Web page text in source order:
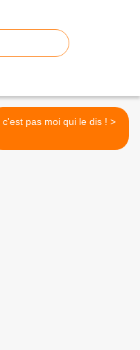
c'est pas moi qui le dis ! >